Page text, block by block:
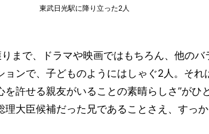
東武日光駅に降り立った2人
まで、ドラマや映画ではもちろん、他のバ
ンで、子どものようにはしゃぐ2人。それ
許せる親友がいることの素晴らしさ”がひ
大臣候補だった兄であることさえ、すっ